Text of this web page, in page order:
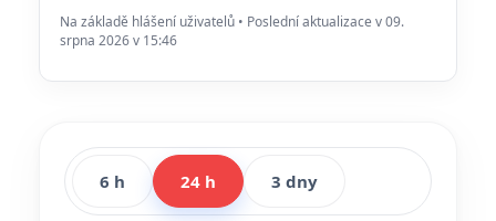
Na základě hlášení uživatelů • Poslední aktualizace v 09.
srpna 2026 v 15:46
6 h 24 h 3 dny